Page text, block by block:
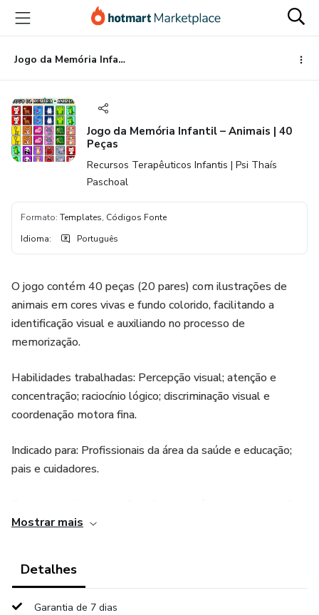
para
conteúdo
principal
para
pagamento
para
rodapé
Jogo da Memória Infantil – Animais | 40 Peças
Jogo da Memória Infantil – Animais | 40
Peças
Recursos Terapêuticos Infantis | Psi Thaís
Paschoal
Formato: Templates, Códigos Fonte
Idioma: Português
O jogo contém 40 peças (20 pares) com ilustrações de
animais em cores vivas e fundo colorido, facilitando a
identificação visual e auxiliando no processo de
memorização.
Habilidades trabalhadas: Percepção visual; atenção e
concentração; raciocínio lógico; discriminação visual e
coordenação motora fina.
Indicado para: Profissionais da área da saúde e educação;
pais e cuidadores.
psicopedagógicas; atividades escolares e estímulo em
Formato: PDF digital pronto para impressão; uso ilimitado.
Mostrar mais
Detalhes
Garantia de 7 dias